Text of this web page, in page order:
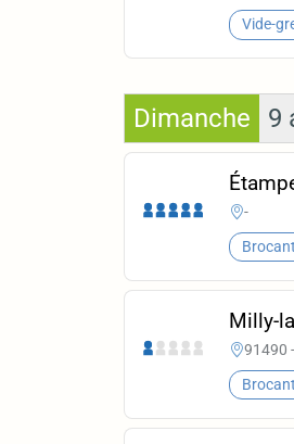
Vide-
Dimanche 9
-
Milly-
91490